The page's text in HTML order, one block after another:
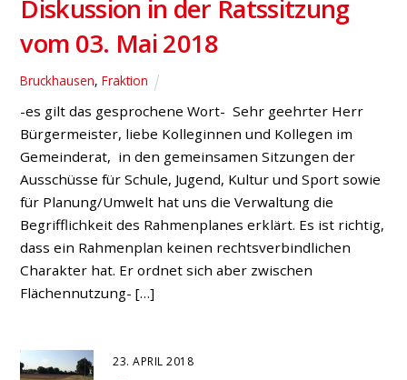
Anfrage zum Wohnraumbedarf im Ortsteil
Bruckhausen an Bürgermeister Buschmann und das
Rathaus richteten, erhielten sie nun fast fünf Monate
später die Antwort. […]
26. JANUAR 2017
SPD-
Jahresauftaktklausur:
Beendigung des
Haushaltssicherungskonzeptes.
genommen